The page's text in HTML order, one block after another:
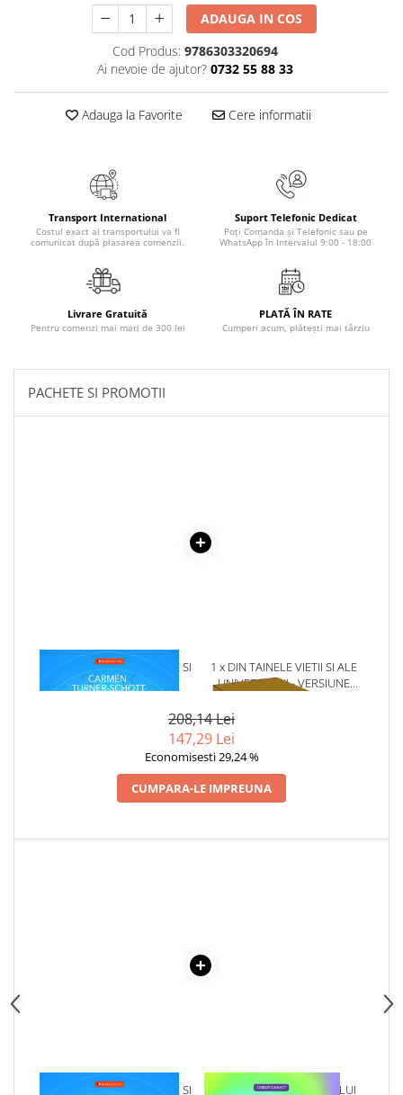
Starea de bine
Terapii Alternative
AudioBook
Biografii, Memorii, Jurnale
Carti pentru Adolescenti, Young
Adult
Crime, Thriller, Mistery
Literatura Romana
Literatura Universala
romantice
Birotica & Papetarie
Adezivi si benzi adezive
Hartie si Accesorii
Instrumente de scris
Instrumente de scris
Instrumente si Truse Geometrie
Consumabile & Accesorii
ADAUGA IN COS
Cod Produs: 9786303320694
Ai nevoie de ajutor? 0732 55 88 33
Adauga la Favorite Cere informatii
Transport International
Costul exact al transportului va fi
comunicat după plasarea comenzii.
Suport Telefonic Dedicat
Poți Comanda și Telefonic sau pe
WhatsApp în Intervalul 9:00 - 18:00
Livrare Gratuită
Pentru comenzi mai mari de 300 lei
PLATĂ ÎN RATE
Cumperi acum, plătești mai târziu
PACHETE SI PROMOTII
1 x SEMNE LUNARE, CASE SI
VINDECARE
1 x DIN TAINELE VIETII SI ALE
UNIVERSULUI - VERSIUNE
VOLUMELE I-III. CUTIE DE
COLECTIE -SCARLAT
208,14 Lei
147,29 Lei
Economisesti 29,24 %
CUMPARA-LE IMPREUNA
1 x SEMNE LUNARE, CASE SI 1 x VINDECAREA COPILULUI